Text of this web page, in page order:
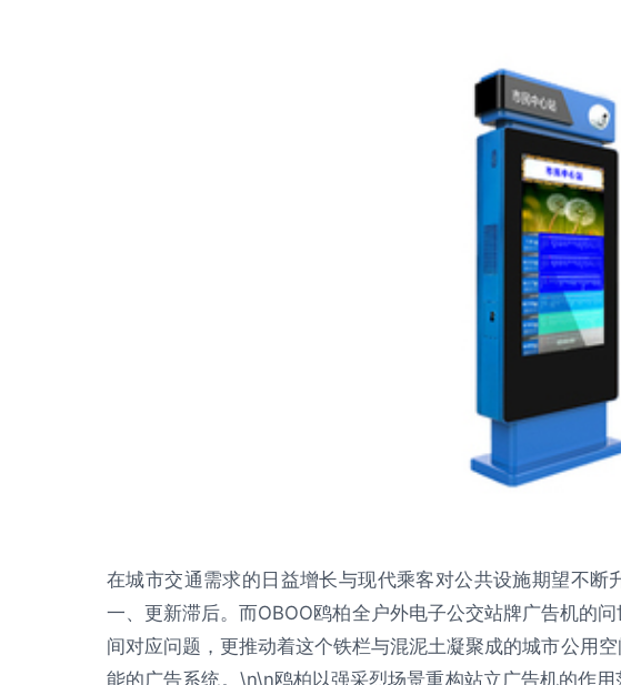
在城市交通需求的日益增长与现代乘客对公共设施期望不
一、更新滞后。而OBOO鸥柏全户外电子公交站牌广告机的
间对应问题，更推动着这个铁栏与混泥土凝聚成的城市公用
能的广告系统。\n\n鸥柏以强采烈场景重构站立广告机的作